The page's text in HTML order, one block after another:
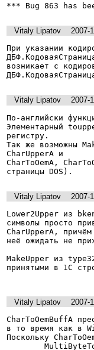
*** Bug 863 has
Vitaly Lipatov
2007-
При указании
возникает с
Vitaly Lipatov
2007-
По-английски
Элементарный
регистру.
Так же возможны
CharUpperA и
CharToOemA,
страницы DOS).
Vitaly Lipatov
2007-
Lower2Upper из
символы просто
CharUpperA,
неё ожидать не
MakeUpper из
принятыми в 1С
Vitaly Lipatov
2007-
CharToOemBuffA
в то время как в
Поскольку